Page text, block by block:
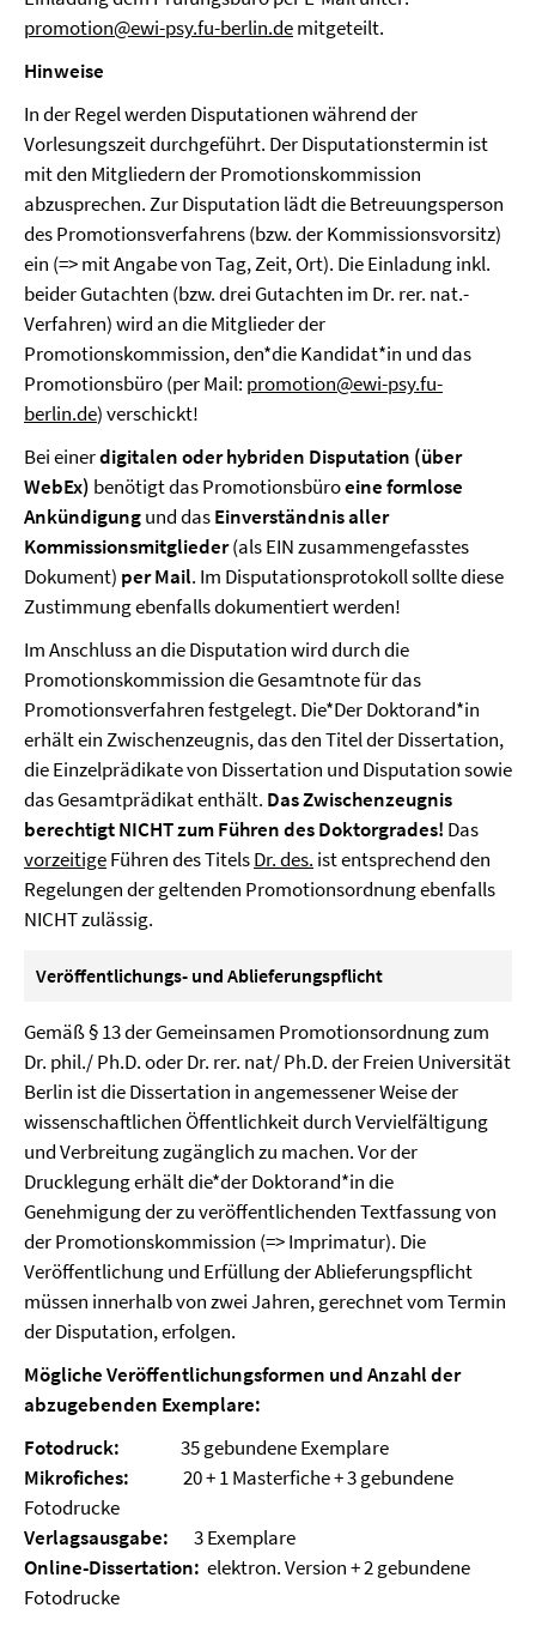
promotion@ewi-psy.fu-berlin.demitgeteilt.
Hinweise
In der Regel werden Disputationen während der
Vorlesungszeit durchgeführt. Der Disputationstermin ist
mit den Mitgliedern der Promotionskommission
abzusprechen. Zur Disputation lädt die Betreuungsperson
des Promotionsverfahrens (bzw. der Kommissionsvorsitz)
ein (=> mit Angabe von Tag, Zeit, Ort). Die Einladung inkl.
beider Gutachten (bzw. drei Gutachten im Dr. rer. nat.-
Verfahren) wird an die Mitglieder der
Promotionskommission, den*die Kandidat*in und das
Promotionsbüro (per Mail: promotion@ewi-psy.fu-
berlin.de) verschickt!
Bei einerdigitalen oder hybriden Disputation (über
WebEx) benötigt das Promotionsbüroeine formlose
Ankündigungund dasEinverständnis aller
Kommissionsmitglieder(als EIN zusammengefasstes
Dokument) per Mail. Im Disputationsprotokoll sollte diese
Zustimmung ebenfalls dokumentiert werden!
Im Anschluss an die Disputation wird durch die
Promotionskommission die Gesamtnote für das
Promotionsverfahren festgelegt. Die*Der Doktorand*in
erhält ein Zwischenzeugnis, das den Titel der Dissertation,
die Einzelprädikate von Dissertation und Disputation sowie
das Gesamtprädikat enthält. Das Zwischenzeugnis
berechtigt NICHT zum Führen des Doktorgrades! Das
vorzeitigeFühren des TitelsDr. des. ist entsprechend den
Regelungen der geltenden Promotionsordnung ebenfalls
NICHT zulässig.
Veröffentlichungs- und Ablieferungspflicht
Gemäß § 13 der Gemeinsamen Promotionsordnung zum
Dr. phil./ Ph.D. oder Dr. rer. nat/ Ph.D. der Freien Universität
Berlin ist die Dissertation in angemessener Weise der
wissenschaftlichen Öffentlichkeit durch Vervielfältigung
und Verbreitung zugänglich zu machen. Vor der
Drucklegung erhält die*der Doktorand*in die
Genehmigung der zu veröffentlichenden Textfassung von
der Promotionskommission (=> Imprimatur). Die
Veröffentlichung und Erfüllung der Ablieferungspflicht
müssen innerhalb von zwei Jahren, gerechnet vom Termin
der Disputation, erfolgen.
Mögliche Veröffentlichungsformen und Anzahl der
abzugebenden Exemplare:
Fotodruck: 35 gebundene Exemplare
Mikrofiches: 20 + 1 Masterfiche + 3 gebundene
Fotodrucke
Verlagsausgabe: 3 Exemplare
Online-Dissertation: elektron. Version + 2 gebundene
Fotodrucke